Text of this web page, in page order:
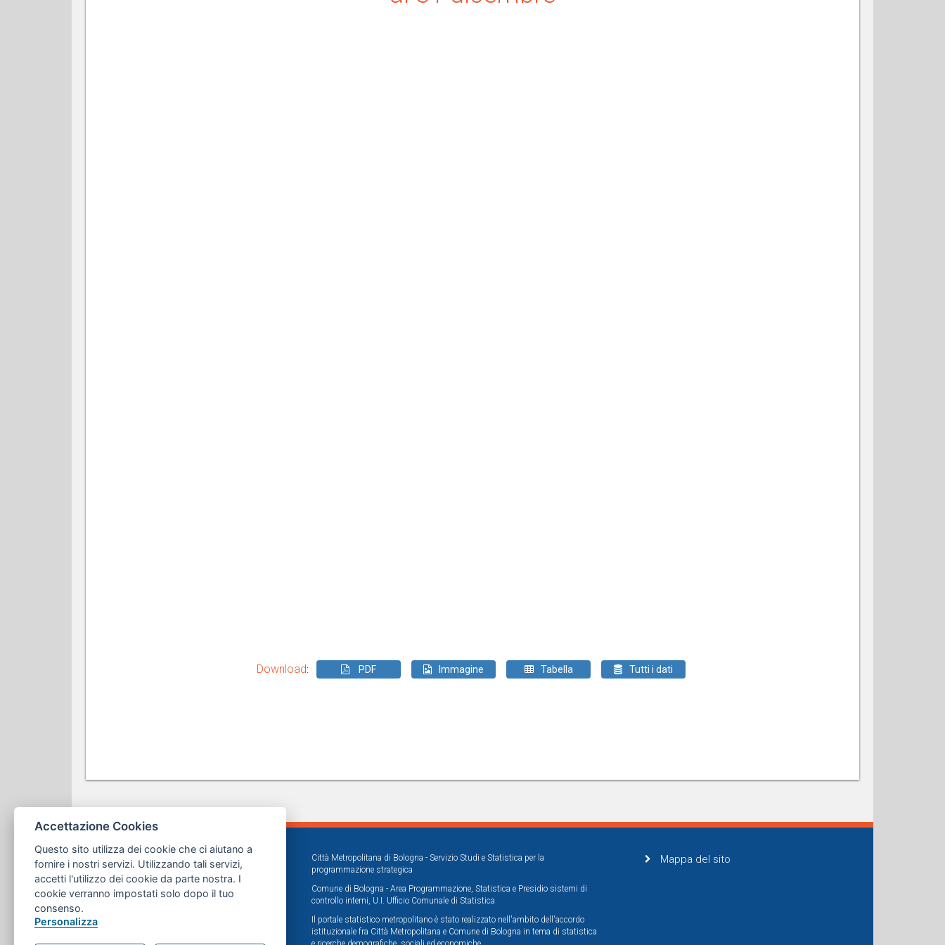
Download: PDF Immagine Tabella Tutti i dati
Città Metropolitana di Bologna - Servizio Studi e Statistica per la
programmazione strategica
Comune di Bologna - Area Programmazione, Statistica e Presidio sistemi di
controllo interni, U.I. Ufficio Comunale di Statistica
Il portale statistico metropolitano è stato realizzato nell'ambito dell'accordo
istituzionale fra Città Metropolitana e Comune di Bologna in tema di statistica
Mappa del sito
Accettazione Cookies
Questo sito utilizza dei cookie che ci aiutano a
fornire i nostri servizi. Utilizzando tali servizi,
accetti l'utilizzo dei cookie da parte nostra. I
cookie verranno impostati solo dopo il tuo
consenso.
Personalizza